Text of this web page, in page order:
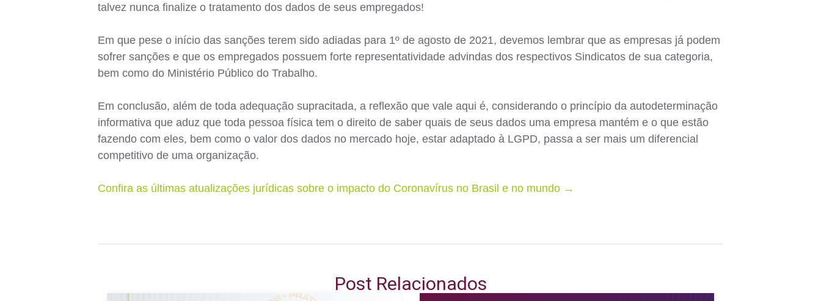
talvez nunca finalize o tratamento dos dados de seus empregados!
Em que pese o início das sanções terem sido adiadas para 1º de agosto de 2021, devemos lembrar que as empresas já podem
sofrer sanções e que os empregados possuem forte representatividade advindas dos respectivos Sindicatos de sua categoria,
bem como do Ministério Público do Trabalho.
Em conclusão, além de toda adequação supracitada, a reflexão que vale aqui é, considerando o princípio da autodeterminação
informativa que aduz que toda pessoa física tem o direito de saber quais de seus dados uma empresa mantém e o que estão
fazendo com eles, bem como o valor dos dados no mercado hoje, estar adaptado à LGPD, passa a ser mais um diferencial
competitivo de uma organização.
Confira as últimas atualizações jurídicas sobre o impacto do Coronavírus no Brasil e no mundo →
Post Relacionados